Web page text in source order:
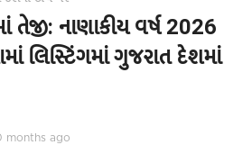
નાણાકીય વર્ષ 2026
લિસ્ટિંગમાં ગુજરાત દેશમાં
months ago